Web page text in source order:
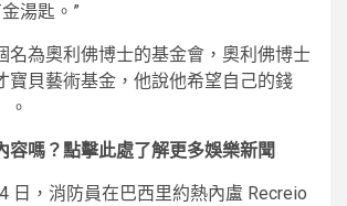
湯匙。”
名為奧利佛博士的基金會，奧利佛博士
寶貝藝術基金，他說他希望自己的錢
。
容嗎？點擊此處了解更多娛樂新聞
日，消防員在巴西里約熱內盧 Recreio